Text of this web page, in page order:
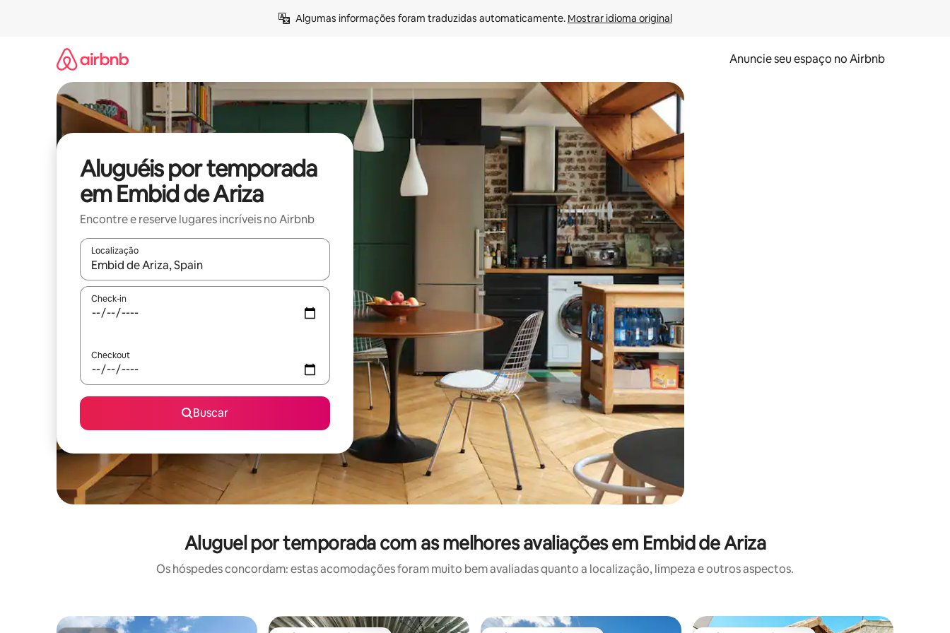
Algumas informações foram traduzidas automaticamente. Mostrar idioma original
Anuncie seu espaço no Airbnb
Aluguéis por temporada
em Embid de Ariza
Encontre e reserve lugares incríveis no Airbnb
Localização
Quando os resultados estiverem disponíveis, explore-os usando as seta para cima e para baixo do teclado ou tocando e deslizando o dedo na tela.
Check-in
Checkout
Buscar
Aluguel por temporada com as melhores avaliações em Embid de Ariza
Os hóspedes concordam: estas acomodações foram muito bem avaliadas quanto a localização, limpeza e outros aspectos.